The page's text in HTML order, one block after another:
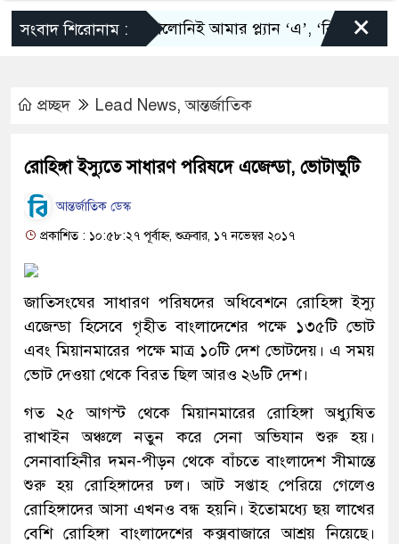
সংবাদ শিরোনাম :স্কালোনিই আমার প্ল্যান ‘এ’, ‘বি’ এবং ‘সি’:
×
প্রচ্ছদ Lead News,আন্তর্জাতিক
রোহিঙ্গা ইস্যুতে সাধারণ পরিষদে এজেন্ডা, ভোটাভুটি
আন্তর্জাতিক ডেস্ক
প্রকাশিত : ১০:৫৮:২৭ পূর্বাহ্ন, শুক্রবার, ১৭ নভেম্বর ২০১৭
জাতিসংঘের সাধারণ পরিষদের অধিবেশনে রোহিঙ্গা ইস্যু
এজেন্ডা হিসেবে গৃহীত বাংলাদেশের পক্ষে ১৩৫টি ভোট
এবং মিয়ানমারের পক্ষে মাত্র ১০টি দেশ ভোটদেয়। এ সময়
ভোট দেওয়া থেকে বিরত ছিল আরও ২৬টি দেশ।
গত ২৫ আগস্ট থেকে মিয়ানমারের রোহিঙ্গা অধ্যুষিত
রাখাইন অঞ্চলে নতুন করে সেনা অভিযান শুরু হয়।
সেনাবাহিনীর দমন-পীড়ন থেকে বাঁচতে বাংলাদেশ সীমান্তে
শুরু হয় রোহিঙ্গাদের ঢল। আট সপ্তাহ পেরিয়ে গেলেও
রোহিঙ্গাদের আসা এখনও বন্ধ হয়নি। ইতোমধ্যে ছয় লাখের
বেশি রোহিঙ্গা বাংলাদেশের কক্সবাজারে আশ্রয় নিয়েছে।